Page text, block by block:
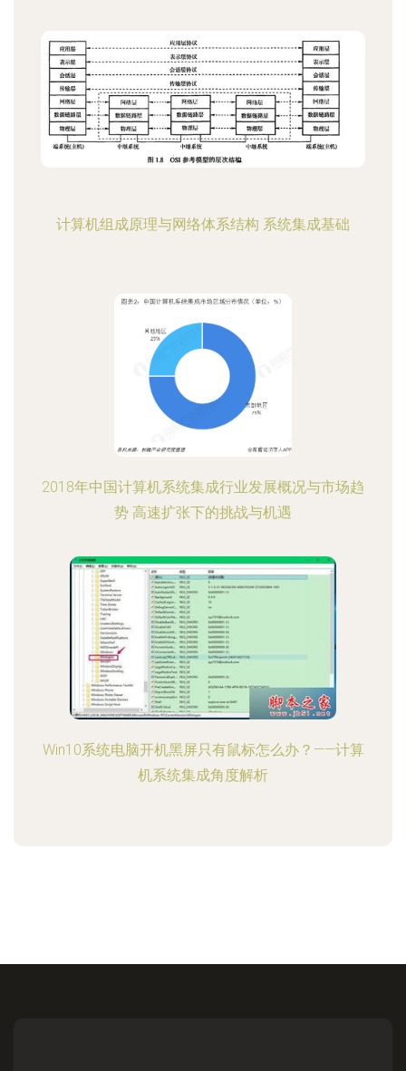
计算机组成原理与网络体系结构 系统集成基础
2018年中国计算机系统集成行业发展概况与市场趋
势 高速扩张下的挑战与机遇
Win10系统电脑开机黑屏只有鼠标怎么办？——计算
机系统集成角度解析